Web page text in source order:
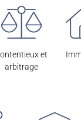
et
arbitrage